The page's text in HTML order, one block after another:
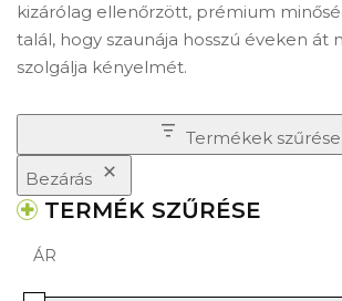
kizárólag ellenőrzött, prémium
talál, hogy szaunája hosszú éveken át
szolgálja kényelmét.
Termékek szűrése
Bezárás
TERMÉK SZŰRÉSE
ÁR